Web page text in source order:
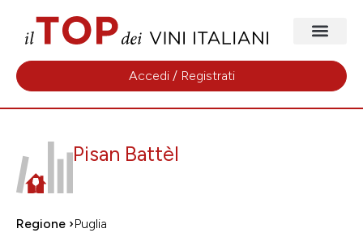
Accedi / Registrati
Pisan Battèl
Regione ›Puglia